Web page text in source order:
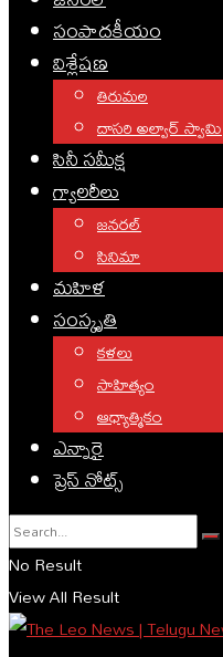
సంపాదకీయం
విశ్లేషణ
తిరుమల
దాసరి అల్వార్ స్వామి
సినీ సమీక్ష
గ్యాలరీలు
జనరల్
సినిమా
మహిళ
సంస్కృతి
కళలు
సాహిత్యం
ఆధ్యాత్మికం
ఎన్నారై
ప్రెస్ నోట్స్
No Result
View All Result